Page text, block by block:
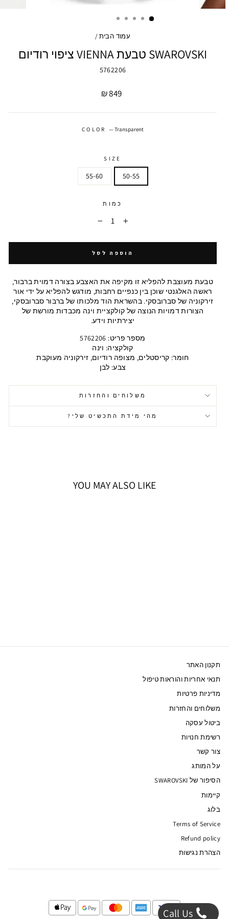
עמוד הבית /
SWAROVSKI טבעת VIENNA ציפוי רודיום
5762206
מחיר
849 ₪
COLOR —Transparent
SIZE
50-55
55-60
כמות
+
הוספה לסל
טבעת מעוצבת להפליא זו מקיפה את האצבע בצורה דמוית ברבור,
ראשה האלגנטי שוכן בין כנפיים רחבות, מודגש להפליא על ידי אור
זירקוניה של סברובסקי. בהשראת הוד מלכותו של ברבור סברובסקי,
הצורות דמויות הנוצה של קולקציית וינה מכבדות מורשת של
יצירתיות וידע.
מספר פריט: 5762206
קולקציה: וינה
חומר: קריסטלים, מצופה רודיום, זירקוניה מעוקבת
צבע: לבן
משלוחים והחזרות
מהי מידת התכשיט שלי?
YOU MAY ALSO LIKE
תקנון האתר
תנאי אחריות והוראות טיפול
מדיניות פרטיות
משלוחים והחזרות
ביטול עסקה
רשימת חנויות
צור קשר
על המותג
הסיפור של SWAROVSKI
קיימות
בלוג
Terms of Service
Refund policy
הצהרת נגישות